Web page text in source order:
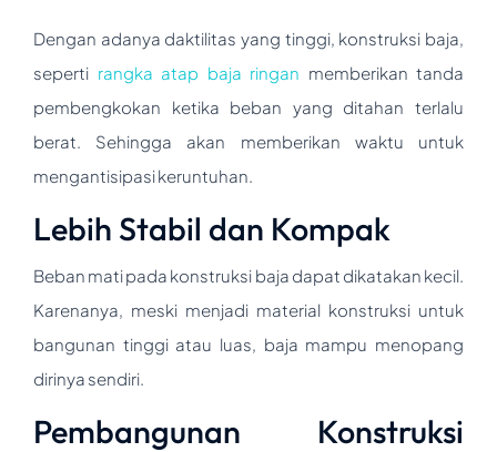
Dengan adanya daktilitas yang tinggi, konstruksi baja,
seperti rangka atap baja ringan memberikan tanda
pembengkokan ketika beban yang ditahan terlalu
berat. Sehingga akan memberikan waktu untuk
mengantisipasi keruntuhan.
Lebih Stabil dan Kompak
Beban mati pada konstruksi baja dapat dikatakan kecil.
Karenanya, meski menjadi material konstruksi untuk
bangunan tinggi atau luas, baja mampu menopang
dirinya sendiri.
Pembangunan Konstruksi